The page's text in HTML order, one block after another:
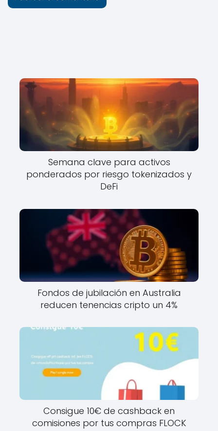
Semana clave para activos
ponderados por riesgo tokenizados y
DeFi
Fondos de jubilación en Australia
reducen tenencias cripto un 4%
Consigue 10€ de cashback en
comisiones por tus compras FLOCK